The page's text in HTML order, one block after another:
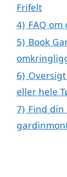
Frifelt
4) FAQ
5) Book
6)
eller hele
7) Find